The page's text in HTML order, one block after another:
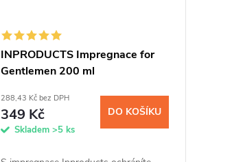
INPRODUCTS Impregnace for
Gentlemen 200 ml
288,43 Kč bez DPH
349 Kč
Skladem >5 ks
DO KOŠÍKU